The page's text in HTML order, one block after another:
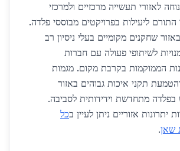
לאזורי תעשייה מרכזיים ולמרכזי
התורם ליעילות בפרויקטים מבוססי פלדה.
שחקנים מקומיים בעלי ניסיון רב
לשיתופי פעולה עם חברות
הממוקמות בקרבת מקום. מגמות
תקני איכות גבוהים באזור
בפלדה מתחדשת וידידותית לסביבה.
יתרונות אזוריים ניתן לעיין בכל
שאן.